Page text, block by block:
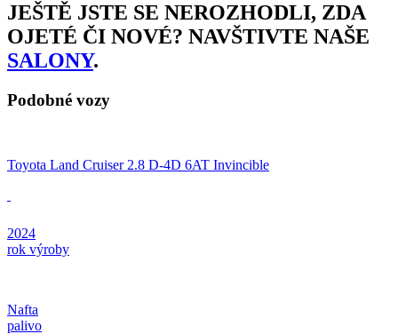
JEŠTĚ JSTE SE NEROZHODLI, ZDA
OJETÉ ČI NOVÉ? NAVŠTIVTE NAŠE
SALONY.
Podobné vozy
Toyota Land Cruiser 2.8 D-4D 6AT Invincible
2024
rok výroby
Nafta
palivo